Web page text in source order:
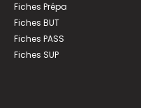
Fiches Prépa
Fiches BUT
Fiches PASS
Fiches SUP